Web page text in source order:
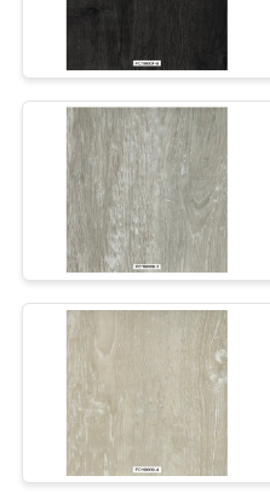
ورق PVC ضد